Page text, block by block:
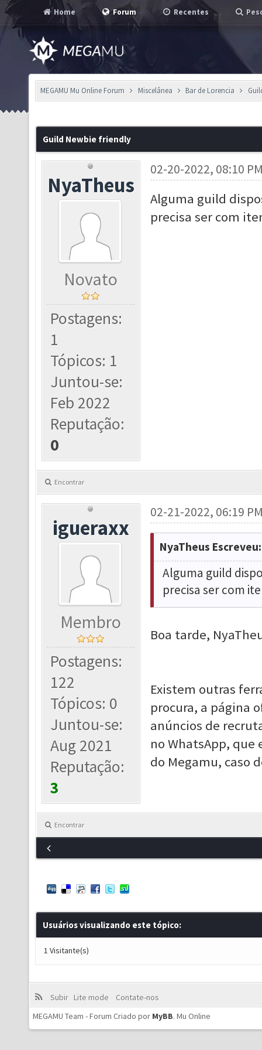
Home Forum Recentes
MEGAMU Mu Online Forum Miscelânea Bar de Lorencia
Guild Newbie friendly
NyaTheus
Novato
Postagens:
1
Tópicos: 1
Juntou-se:
Feb 2022
Reputação:
0
02-20-2022, 08:10
Alguma guild
precisa ser com
Encontrar
igueraxx
Membro
Postagens:
122
Tópicos: 0
Juntou-se:
Aug 2021
Reputação:
3
02-21-2022, 06:19
NyaTheus Escreveu:
Alguma guild
precisa ser com
Boa tarde,
Existem outras
procura, a página
anúncios de
no WhatsApp, que
do Megamu, caso
Encontrar
Usuários visualizando este tópico:
1 Visitante(s)
Subir Lite mode
Contate-nos
MEGAMU Team - Forum Criado por MyBB. Mu Online